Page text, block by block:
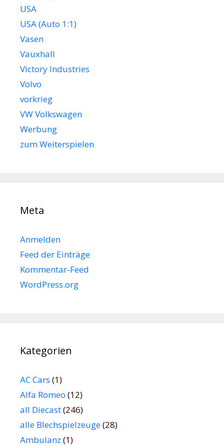
USA
USA (Auto 1:1)
Vasen
Vauxhall
Victory Industries
Volvo
vorkrieg
VW Volkswagen
Werbung
zum Weiterspielen
Meta
Anmelden
Feed der Einträge
Kommentar-Feed
WordPress.org
Kategorien
AC Cars (1)
Alfa Romeo (12)
all Diecast(246)
alle Blechspielzeuge(28)
Ambulanz (1)